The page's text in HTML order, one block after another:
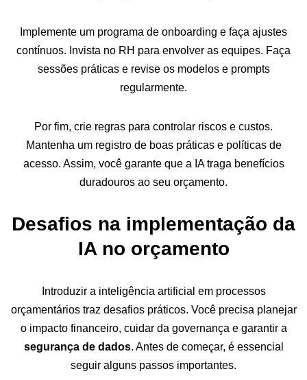
Implemente um programa de onboarding e faça ajustes
contínuos. Invista no RH para envolver as equipes. Faça
sessões práticas e revise os modelos e prompts
regularmente.
Por fim, crie regras para controlar riscos e custos.
Mantenha um registro de boas práticas e políticas de
acesso. Assim, você garante que a IA traga benefícios
duradouros ao seu orçamento.
Desafios na implementação da
IA no orçamento
Introduzir a inteligência artificial em processos
orçamentários traz desafios práticos. Você precisa planejar
o impacto financeiro, cuidar da governança e garantir a
segurança de dados. Antes de começar, é essencial
seguir alguns passos importantes.